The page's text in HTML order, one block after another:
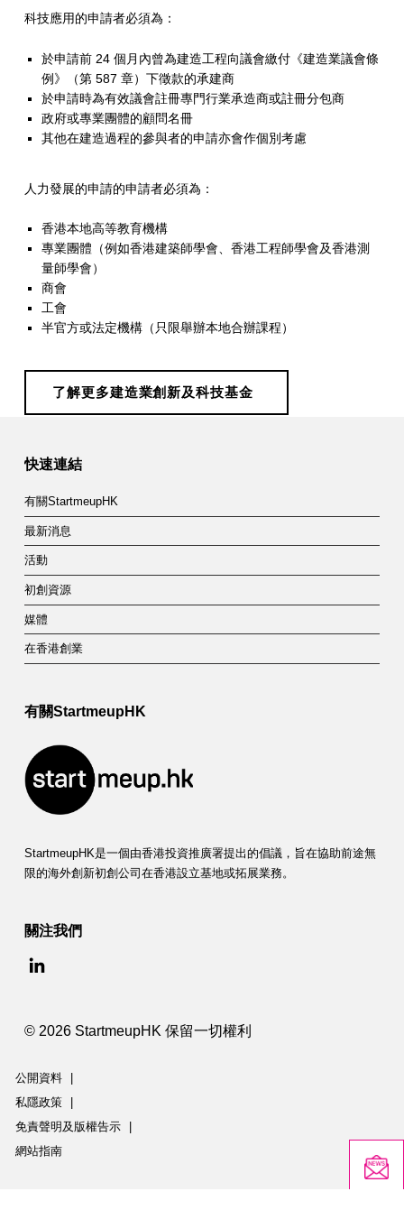
科技應用的申請者必須為：
於申請前 24 個月內曾為建造工程向議會繳付《建造業議會條
例》（第 587 章）下徵款的承建商
於申請時為有效議會註冊專門行業承造商或註冊分包商
政府或專業團體的顧問名冊
其他在建造過程的參與者的申請亦會作個別考慮
人力發展的申請的申請者必須為：
香港本地高等教育機構
專業團體（例如香港建築師學會、香港工程師學會及香港測
量師學會）
商會
工會
半官方或法定機構（只限舉辦本地合辦課程）
了解更多建造業創新及科技基金
Skip back to main navigation
快速連結
有關StartmeupHK
最新消息
活動
初創資源
媒體
在香港創業
有關StartmeupHK
StartmeupHK是一個由香港投資推廣署提出的倡議，旨在協助前途無
限的海外創新初創公司在香港設立基地或拓展業務。
關注我們
© 2026 StartmeupHK 保留一切權利
公開資料
私隱政策
免責聲明及版權告示
網站指南